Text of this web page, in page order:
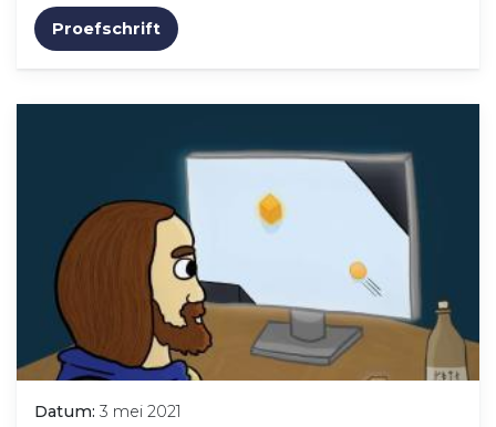
Proefschrift
Datum: 3 mei 2021